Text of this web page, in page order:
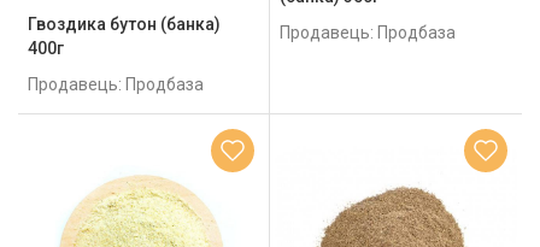
Гвоздика бутон (банка)
400г
Продавець: Продбаза
Продавець: Продбаза